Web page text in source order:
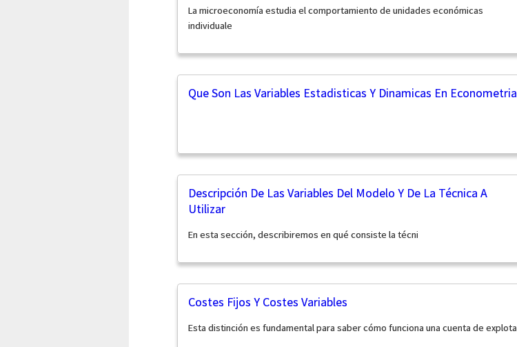
La microeconomía estudia el comportamiento de unidades económicas
individuale
Que Son Las Variables Estadisticas Y Dinamicas En Econometria
Descripción De Las Variables Del Modelo Y De La Técnica A
Utilizar
En esta sección, describiremos en qué consiste la técni
Costes Fijos Y Costes Variables
Esta distinción es fundamental para saber cómo funciona una cuenta de explota